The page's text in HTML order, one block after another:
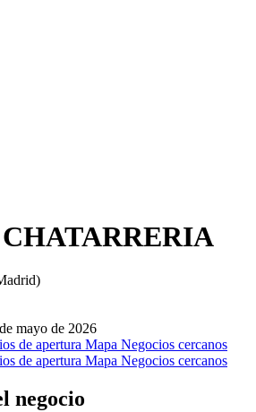
CHATARRERIA
mayo de 2026
de apertura Mapa Negocios cercanos
de apertura Mapa Negocios cercanos
negocio